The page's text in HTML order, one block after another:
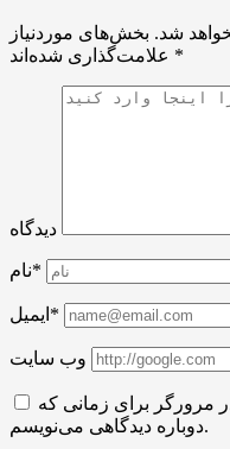
شد. بخش‌های موردنیاز
*
دیدگاه
نام*
ایمیل*
وب سایت
مرورگر برای زمانی که
دوباره دیدگاهی می‌نویسم.